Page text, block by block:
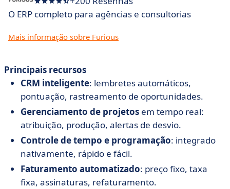
O ERP completo para agências e consultorias
Mais informação sobre Furious
Principais recursos
CRM inteligente: lembretes automáticos,
pontuação, rastreamento de oportunidades.
Gerenciamento de projetos em tempo real:
atribuição, produção, alertas de desvio.
Controle de tempo e programação: integrado
nativamente, rápido e fácil.
Faturamento automatizado: preço fixo, taxa
fixa, assinaturas, refaturamento.